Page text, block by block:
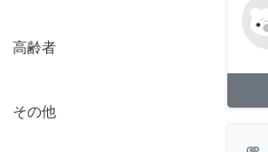
高齢者
その他